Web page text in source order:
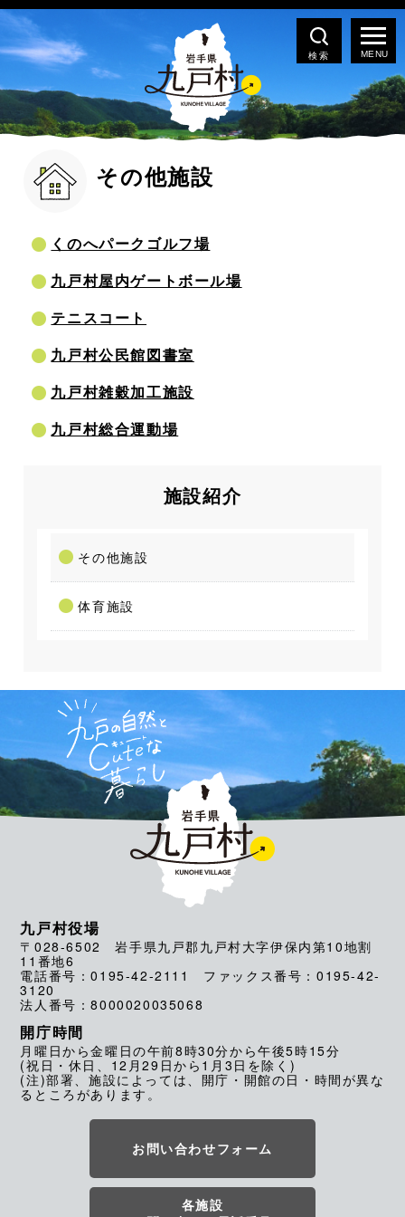
検索
その他施設
くのへパークゴルフ場
九戸村屋内ゲートボール場
テニスコート
九戸村公民館図書室
九戸村雑穀加工施設
九戸村総合運動場
施設紹介
その他施設
体育施設
九戸村役場
〒028-6502 岩手県九戸郡九戸村大字伊保内第10地割
11番地6
電話番号：0195-42-2111 ファックス番号：0195-42-
3120
法人番号：8000020035068
開庁時間
月曜日から金曜日の午前8時30分から午後5時15分
(祝日・休日、12月29日から1月3日を除く)
(注)部署、施設によっては、開庁・開館の日・時間が異な
るところがあります。
お問い合わせフォーム
各施設